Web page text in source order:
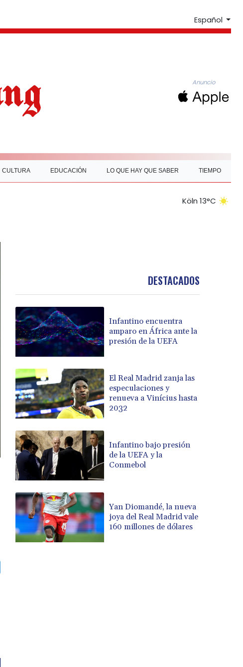
Español
Anuncio
CULTURA EDUCACIÓN LO QUE HAY QUE SABER TIEMPO
Köln 13°C
DESTACADOS
Infantino encuentra
amparo en África ante la
presión de la UEFA
El Real Madrid zanja las
especulaciones y
renueva a Vinícius hasta
2032
Infantino bajo presión
de la UEFA y la
Conmebol
Yan Diomandé, la nueva
joya del Real Madrid vale
160 millones de dólares